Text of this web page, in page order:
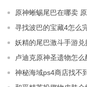
原神蜥蜴尾巴在哪卖
寻找波巴的宝藏4怎么
妖精的尾巴激斗手游
卢迪克原神圣遗物怎
神秘海域ps4商店找不